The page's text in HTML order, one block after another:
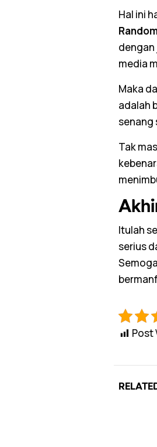
Hal ini
dengan
media
Maka
adalah
senang
Tak
Itulah
serius
Post